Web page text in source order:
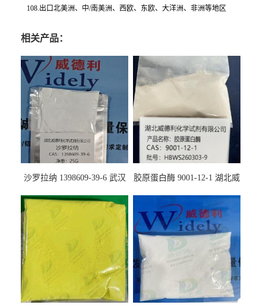
108.出口北美洲、中/南美洲、西欧、东欧、大洋洲、非洲等地区
相关产品：
沙罗拉纳 1398609-39-6 武汉
胶原蛋白酶 9001-12-1 湖北威